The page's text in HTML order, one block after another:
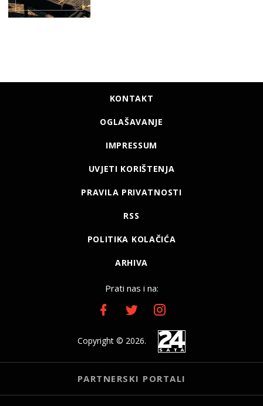
KONTAKT
OGLAŠAVANJE
IMPRESSUM
UVJETI KORIŠTENJA
PRAVILA PRIVATNOSTI
RSS
POLITIKA KOLAČIĆA
ARHIVA
Prati nas i na:
Copyright © 2026.
PARTNERSKI PORTALI